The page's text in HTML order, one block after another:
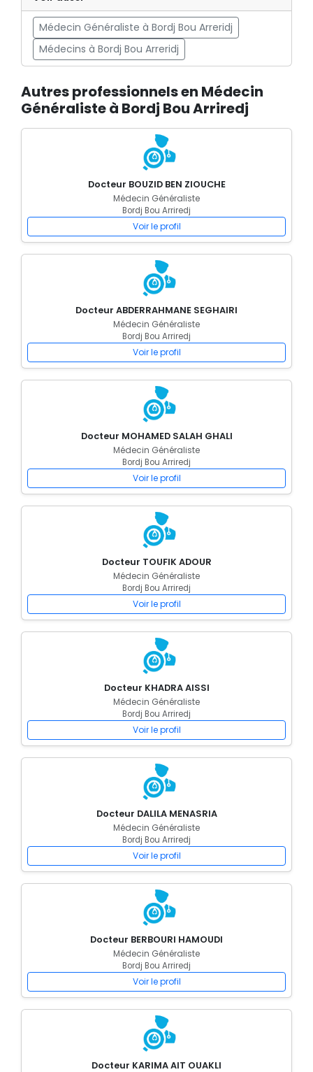
Médecin Généraliste à Bordj Bou Arreridj
Médecins à Bordj Bou Arreridj
Autres professionnels en Médecin
Généraliste à Bordj Bou Arriredj
Docteur BOUZID BEN ZIOUCHE
Médecin Généraliste
Bordj Bou Arriredj
Voir le profil
Docteur ABDERRAHMANE SEGHAIRI
Médecin Généraliste
Bordj Bou Arriredj
Voir le profil
Docteur MOHAMED SALAH GHALI
Médecin Généraliste
Bordj Bou Arriredj
Voir le profil
Docteur TOUFIK ADOUR
Médecin Généraliste
Bordj Bou Arriredj
Voir le profil
Docteur KHADRA AISSI
Médecin Généraliste
Bordj Bou Arriredj
Voir le profil
Docteur DALILA MENASRIA
Médecin Généraliste
Bordj Bou Arriredj
Voir le profil
Docteur BERBOURI HAMOUDI
Médecin Généraliste
Bordj Bou Arriredj
Voir le profil
Docteur KARIMA AIT OUAKLI